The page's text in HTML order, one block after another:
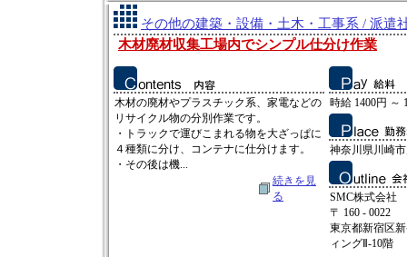
その他の建築・設備・土木・工事系 / 派遣
木材廃材収集工場内でシンプル仕分け作業
木材の廃材やプラスチック系、家電などの
リサイクル物の分別作業です。
・トラックで運びこまれる物を大ざっぱに
４種類に分け、コンテナに仕分けます。
・その後は機...
続きを見
る
時給 1400円 ～
神奈川県川崎
SMC株式会社
〒 160 - 0022
東京都新宿区
ィングⅡ-10階